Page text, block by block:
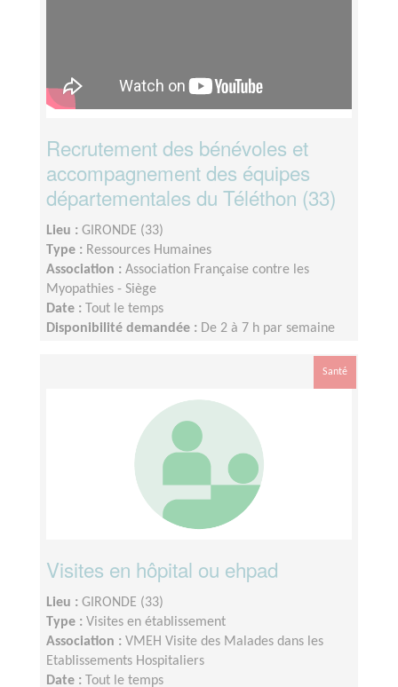
Recrutement des bénévoles et
accompagnement des équipes
départementales du Téléthon (33)
Lieu : GIRONDE (33)
Type : Ressources Humaines
Association : Association Française contre les
Myopathies - Siège
Date :
Tout le temps
Disponibilité demandée : De 2 à 7 h par semaine
Santé
Visites en hôpital ou ehpad
Lieu : GIRONDE (33)
Type : Visites en établissement
Association : VMEH Visite des Malades dans les
Etablissements Hospitaliers
Date :
Tout le temps